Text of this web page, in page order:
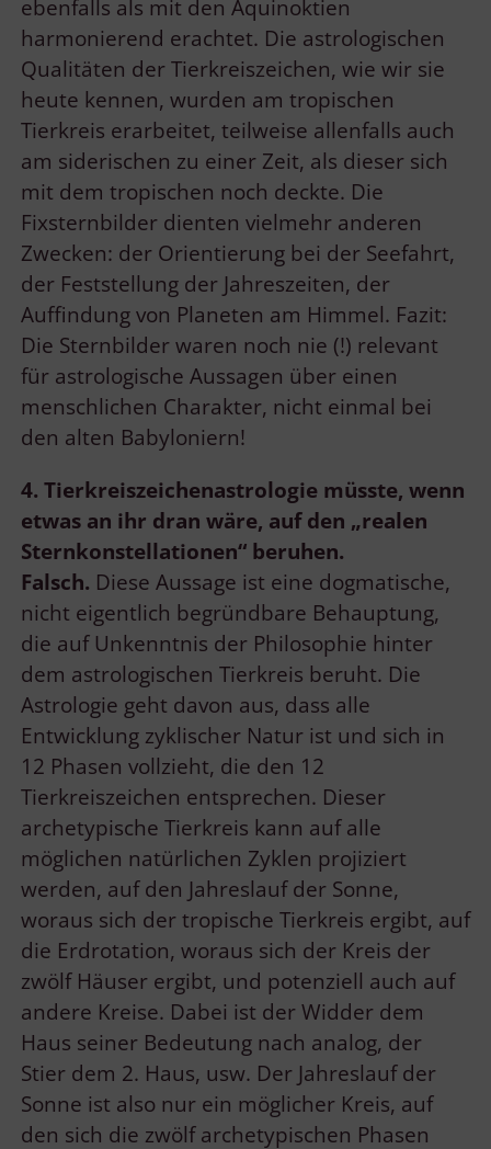
ebenfalls als mit den Äquinoktien
harmonierend erachtet. Die astrologischen
Qualitäten der Tierkreiszeichen, wie wir sie
heute kennen, wurden am tropischen
Tierkreis erarbeitet, teilweise allenfalls auch
am siderischen zu einer Zeit, als dieser sich
mit dem tropischen noch deckte. Die
Fixsternbilder dienten vielmehr anderen
Zwecken: der Orientierung bei der Seefahrt,
der Feststellung der Jahreszeiten, der
Auffindung von Planeten am Himmel. Fazit:
Die Sternbilder waren noch nie (!) relevant
für astrologische Aussagen über einen
menschlichen Charakter, nicht einmal bei
den alten Babyloniern!
4. Tierkreiszeichenastrologie müsste, wenn
etwas an ihr dran wäre, auf den „realen
Sternkonstellationen“ beruhen.
Falsch. Diese Aussage ist eine dogmatische,
nicht eigentlich begründbare Behauptung,
die auf Unkenntnis der Philosophie hinter
dem astrologischen Tierkreis beruht. Die
Astrologie geht davon aus, dass alle
Entwicklung zyklischer Natur ist und sich in
12 Phasen vollzieht, die den 12
Tierkreiszeichen entsprechen. Dieser
archetypische Tierkreis kann auf alle
möglichen natürlichen Zyklen projiziert
werden, auf den Jahreslauf der Sonne,
woraus sich der tropische Tierkreis ergibt, auf
die Erdrotation, woraus sich der Kreis der
zwölf Häuser ergibt, und potenziell auch auf
andere Kreise. Dabei ist der Widder dem
Haus seiner Bedeutung nach analog, der
Stier dem 2. Haus, usw. Der Jahreslauf der
Sonne ist also nur ein möglicher Kreis, auf
den sich die zwölf archetypischen Phasen